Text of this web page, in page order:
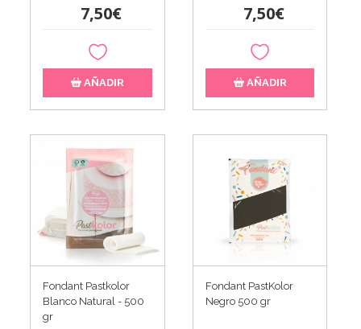
7,50€
AÑADIR
7,50€
AÑADIR
Fondant Pastkolor
Blanco Natural - 500
gr
Fondant PastKolor
Negro 500 gr